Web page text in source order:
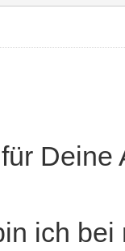
Deine
ich